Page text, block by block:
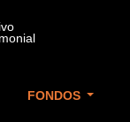
FONDOS